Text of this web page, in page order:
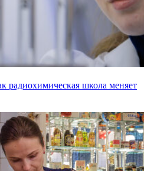
радиохимическая школа меняет